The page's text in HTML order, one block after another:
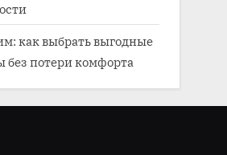
как выбрать выгодные
без потери комфорта